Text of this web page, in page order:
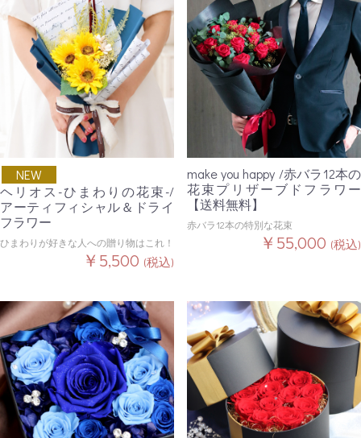
NEW
ヘリオス-ひまわりの花束-/
アーティフィシャル＆ドライ
フラワー
ひまわりが好きな人への贈り物はこれ！
￥5,500 (税込)
make you happy /赤バラ12本の
花束プリザーブドフラワー
【送料無料】
赤バラ12本の特別な花束
￥55,000 (税込)